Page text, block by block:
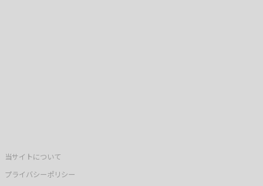
当サイトについて
プライバシーポリシー